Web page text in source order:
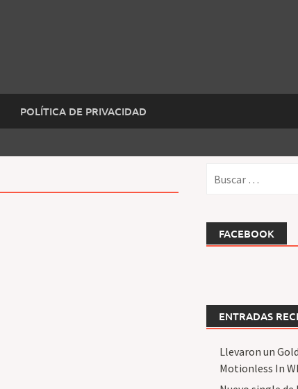
POLÍTICA DE PRIVACIDAD
FACEBOOK
ENTRADAS
Llevaron un
Motionless In